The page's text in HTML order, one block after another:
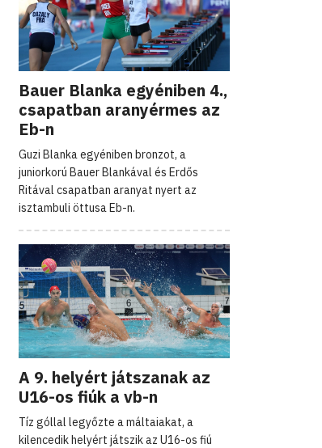
Bauer Blanka egyéniben 4.,
csapatban aranyérmes az
Eb-n
Guzi Blanka egyéniben bronzot, a
juniorkorú Bauer Blankával és Erdős
Ritával csapatban aranyat nyert az
isztambuli öttusa Eb-n.
A 9. helyért játszanak az
U16-os fiúk a vb-n
Tíz góllal legyőzte a máltaiakat, a
kilencedik helyért játszik az U16-os fiú